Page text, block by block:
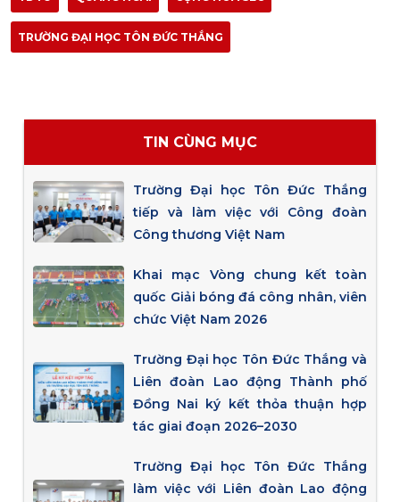
TRƯỜNG ĐẠI HỌC TÔN ĐỨC THẮNG
TIN CÙNG MỤC
Trường Đại học Tôn Đức Thắng
tiếp và làm việc với Công đoàn
Công thương Việt Nam
Khai mạc Vòng chung kết toàn
quốc Giải bóng đá công nhân, viên
chức Việt Nam 2026
Trường Đại học Tôn Đức Thắng và
Liên đoàn Lao động Thành phố
Đồng Nai ký kết thỏa thuận hợp
tác giai đoạn 2026–2030
Trường Đại học Tôn Đức Thắng
làm việc với Liên đoàn Lao động